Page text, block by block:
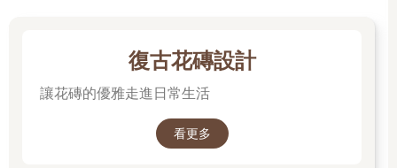
復古花磚設計
讓花磚的優雅走進日常生活
看更多